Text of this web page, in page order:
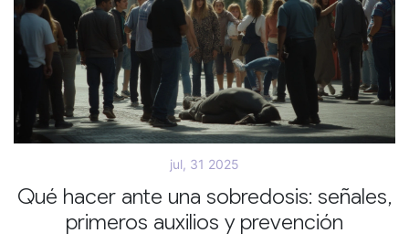
jul, 31 2025
Qué hacer ante una sobredosis: señales,
primeros auxilios y prevención